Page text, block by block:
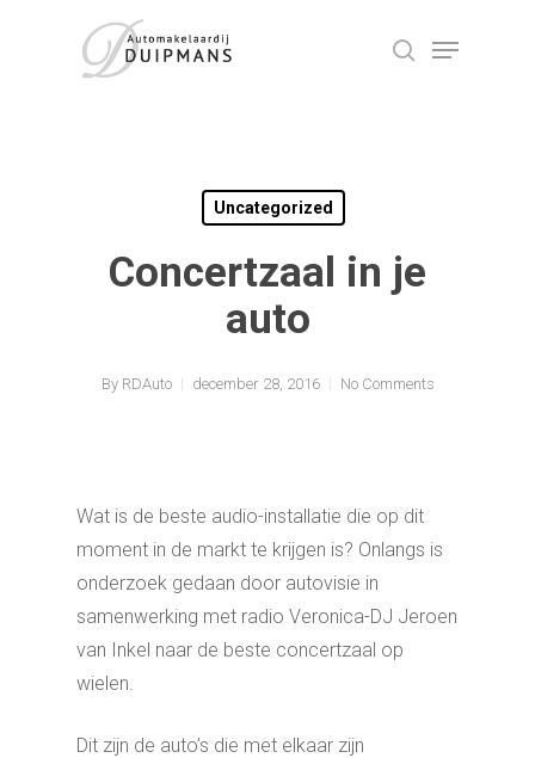
search
Menu
Uncategorized
Concertzaal in je
auto
By RDAuto december 28, 2016 No Comments
Wat is de beste audio-installatie die op dit
moment in de markt te krijgen is? Onlangs is
onderzoek gedaan door autovisie in
samenwerking met radio Veronica-DJ Jeroen
van Inkel naar de beste concertzaal op
wielen.
Dit zijn de auto’s die met elkaar zijn